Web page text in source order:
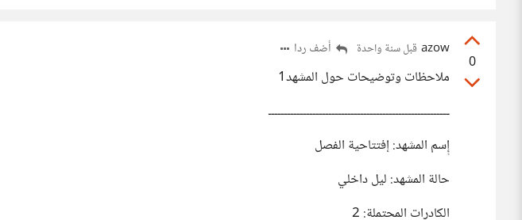
0
azow قبل سنة واحدة أضف ردا
ملاحظات وتوضيحات حول المشهد1
ـــــــــــــــــــــــــــــــــــــــــــــــــــــــــ
إٍسم المشهد: إفتتاحية الفصل
حالة المشهد: ليل داخلي
الكادرات المحتملة: 2